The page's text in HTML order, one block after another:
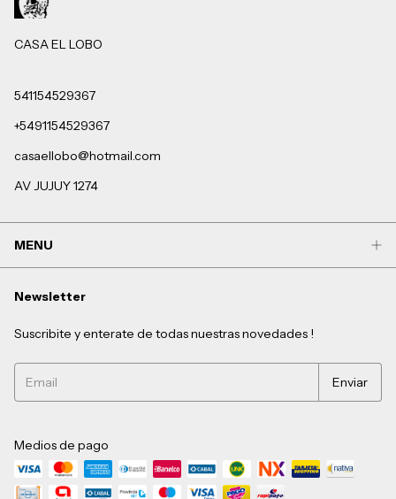
CASA EL LOBO
541154529367
+5491154529367
casaellobo@hotmail.com
AV JUJUY 1274
MENU
Newsletter
Suscribite y enterate de todas nuestras novedades !
Medios de pago